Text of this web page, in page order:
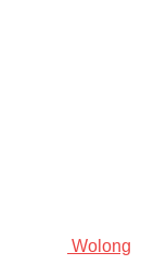
Wolong